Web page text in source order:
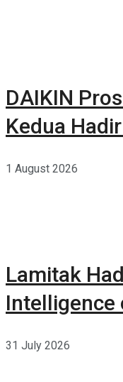
DAIKIN
Kedua
1 August 2026
Lamitak
Intelligence
31 July 2026